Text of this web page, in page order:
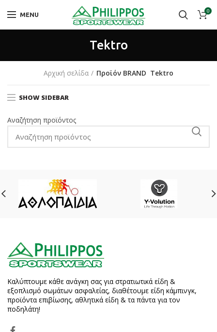
MENU 0
Tektro
Αρχική σελίδα Προϊόν BRAND Tektro
SHOW SIDEBAR
Αναζήτηση προϊόντος
Καλύπτουμε κάθε ανάγκη σας για στρατιωτικά είδη &
εξοπλισμό σωμάτων ασφαλείας, διαθέτουμε είδη κάμπινγκ,
προϊόντα επιβίωσης, αθλητικά είδη & τα πάντα για τον
ποδηλάτη!